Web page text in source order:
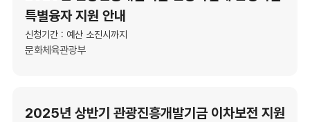
특별융자 지원 안내
신청기간 : 예산 소진시까지
문화체육관광부
2025년 상반기 관광진흥개발기금 이차보전 지원